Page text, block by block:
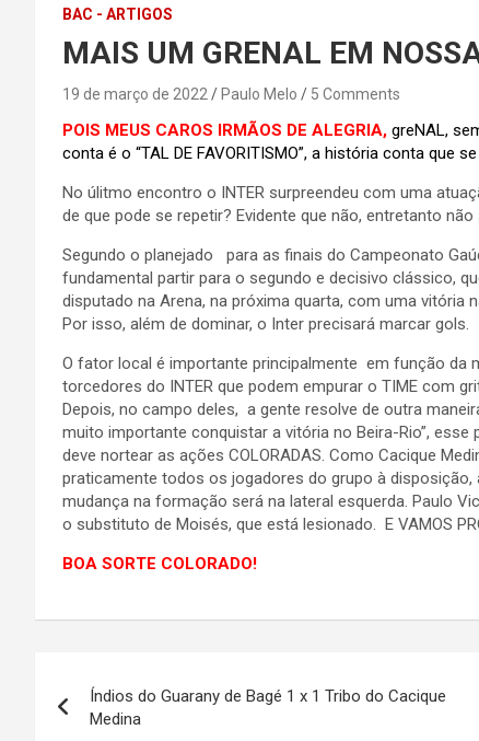
BAC - ARTIGOS
MAIS UM GRENAL EM
19 de março de 2022 Paulo Melo 5 Comments
POIS MEUS CAROS IRMÃOS DE ALEGRIA, greNAL,
conta é o “TAL DE FAVORITISMO”, a história conta
No úlitmo encontro o INTER surpreendeu com uma
de que pode se repetir? Evidente que não, entretanto
Segundo o planejado para as finais do Campeonato
fundamental partir para o segundo e decisivo clássico,
disputado na Arena, na próxima quarta, com uma vitória
Por isso, além de dominar, o Inter precisará marcar gols.
O fator local é importante principalmente em função da
torcedores do INTER que podem empurar o TIME com
Depois, no campo deles, a gente resolve de outra
muito importante conquistar a vitória no Beira-Rio”, esse
deve nortear as ações COLORADAS. Como Cacique
praticamente todos os jogadores do grupo à disposição,
mudança na formação será na lateral esquerda. Paulo
o substituto de Moisés, que está lesionado. E VAMOS
BOA SORTE COLORADO!
de
Índios do Guarany de Bagé 1 x 1 Tribo do Cacique
Medina